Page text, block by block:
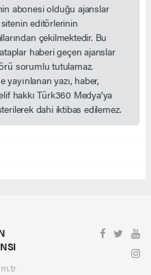
abonesi olduğu ajanslar
editörlerinin
çekilmektedir. Bu
haberi geçen ajanslar
sorumlu tutulamaz.
yazı, haber,
hakkı Türk360 Medya'ya
dahi iktibas edilemez.